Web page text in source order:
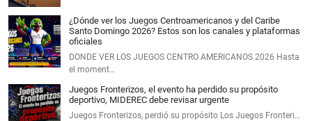
¿Dónde ver los Juegos Centroamericanos y del Caribe
Santo Domingo 2026? Estos son los canales y plataformas
oficiales
DONDE VER LOS JUEGOS CENTRO AMERICANOS 2026 Hasta
el moment…
Juegos Fronterizos, el evento ha perdido su propósito
deportivo, MIDEREC debe revisar urgente
Juegos Fronterizos, perdió su propósito Los Juegos Fronteri…